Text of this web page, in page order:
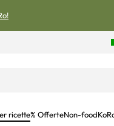
ricette% OfferteNon-food